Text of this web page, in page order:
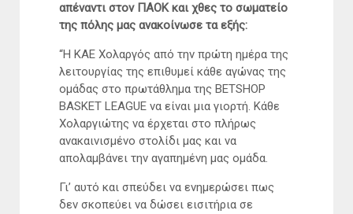
απέναντι στον ΠΑΟΚ και χθες το σωματείο
της πόλης μας ανακοίνωσε τα εξής:
“Η ΚΑΕ Χολαργός από την πρώτη ημέρα της
λειτουργίας της επιθυμεί κάθε αγώνας της
ομάδας στο πρωτάθλημα της BETSHOP
BASKET LEAGUE να είναι μια γιορτή. Κάθε
Χολαργιώτης να έρχεται στο πλήρως
ανακαινισμένο στολίδι μας και να
απολαμβάνει την αγαπημένη μας ομάδα.
Γι’ αυτό και σπεύδει να ενημερώσει πως
δεν σκοπεύει να δώσει εισιτήρια σε